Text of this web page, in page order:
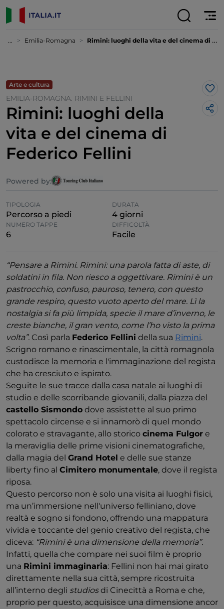
... Emilia-Romagna Rimini: luoghi della vita e del cinema di Federico Fellini
Arte e cultura
EMILIA-ROMAGNA. RIMINI E FELLINI
Rimini: luoghi della
vita e del cinema di
Federico Fellini
Powered by:
TIPOLOGIA
Percorso a piedi
DURATA
4 giorni
NUMERO TAPPE
6
DIFFICOLTÀ
Facile
“Pensare a Rimini. Rimini: una parola fatta di aste, di
soldatini in fila. Non riesco a oggettivare. Rimini è un
pastrocchio, confuso, pauroso, tenero, con questo
grande respiro, questo vuoto aperto del mare. Lì la
nostalgia si fa più limpida, specie il mare d’inverno, le
creste bianche, il gran vento, come l’ho visto la prima
volta”. Così parla Federico Fellini della sua Rimini.
Scrigno romano e rinascimentale, la città romagnola
custodisce la memoria e l'immaginazione del regista
che ha cresciuto e ispirato.
Seguite le sue tracce dalla casa natale ai luoghi di
studio e delle scorribande giovanili, dalla piazza del
castello Sismondo dove assistette al suo primo
spettacolo circense e si innamorò di quel mondo
colorato e stravagante, allo storico cinema Fulgor e
la meraviglia delle prime visioni cinematografiche,
dalla magia del Grand Hotel e delle sue stanze
liberty fino al Cimitero monumentale, dove il regista
riposa.
Questo percorso non è solo una visita ai luoghi fisici,
ma un’immersione nell'universo felliniano, dove
realtà e sogno si fondono, offrendo una mappatura
vivida e toccante del genio creativo del regista, che
diceva: “Rimini è una dimensione della memoria”.
Infatti, quella che compare nei suoi film è proprio
una Rimini immaginaria: Fellini non hai mai girato
direttamente nella sua città, sempre ricostruita
all’interno degli studiosdi Cinecittà a Roma e che,
proprio per questo, acquisisce una dimensione ancor